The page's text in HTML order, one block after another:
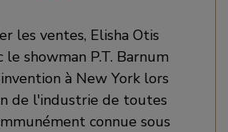
les ventes, Elisha Otis
le showman P.T. Barnum
à New York lors
de l'industrie de toutes
connue sous